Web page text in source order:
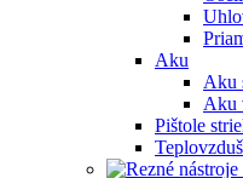
Aku
Aku
Aku
Pištole